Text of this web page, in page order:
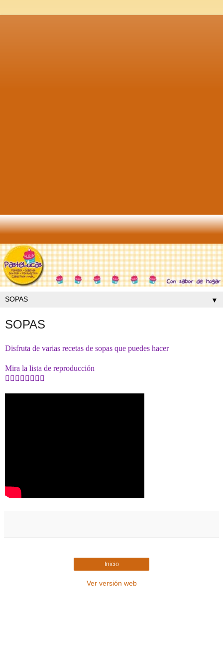
▼
SOPAS
Disfruta de varias recetas de sopas que puedes hacer
Mira la lista de reproducción
👇🏻👇🏻👇🏻👇🏻
Inicio
Ver versión web